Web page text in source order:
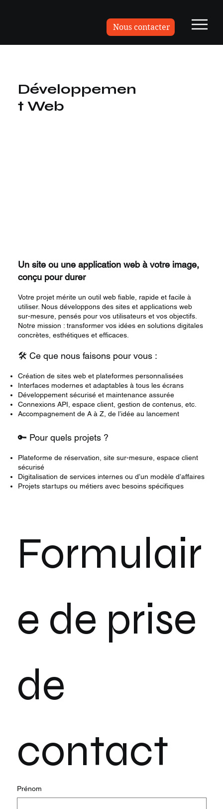
Nous contacter
Développemen
t Web
Un site ou une application web à votre image,
conçu pour durer
Votre projet mérite un outil web fiable, rapide et facile à
utiliser. Nous développons des sites et applications web
sur-mesure, pensés pour vos utilisateurs et vos objectifs.
Notre mission : transformer vos idées en solutions digitales
concrètes, esthétiques et efficaces.
🛠️ Ce que nous faisons pour vous :
Création de sites web et plateformes personnalisées
Interfaces modernes et adaptables à tous les écrans
Développement sécurisé et maintenance assurée
Connexions API, espace client, gestion de contenus, etc.
Accompagnement de A à Z, de l’idée au lancement
🔑 Pour quels projets ?
Plateforme de réservation, site sur-mesure, espace client
sécurisé
Digitalisation de services internes ou d’un modèle d’affaires
Projets startups ou métiers avec besoins spécifiques
Formulair
e de prise
de
contact
Prénom